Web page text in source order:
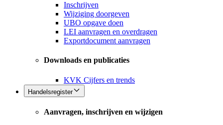
Inschrijven
Wijziging doorgeven
UBO opgave doen
LEI aanvragen en overdragen
Exportdocument aanvragen
Downloads en publicaties
KVK Cijfers en trends
Handelsregister
Aanvragen, inschrijven en wijzigen